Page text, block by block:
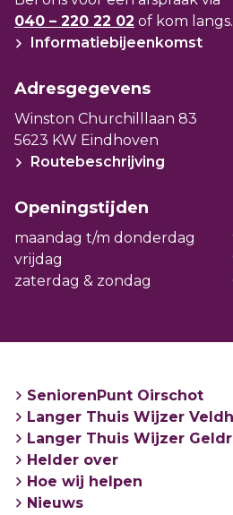
en de vele activiteiten.
U komt in aanmerking
thuiswonende kinderen
040 – 220 22 02 of kom langs.
Informatiebijeenkomst
Adresgegevens
Winston Churchilllaan 83
5623 KW Eindhoven
Routebeschrijving
Openingstijden
maandag t/m donderdag
vrijdag
zaterdag & zondag
SeniorenPunt Oirschot
Langer Thuis Wijzer
Langer Thuis Wijzer
Helder over
Hoe wij helpen
Nieuws